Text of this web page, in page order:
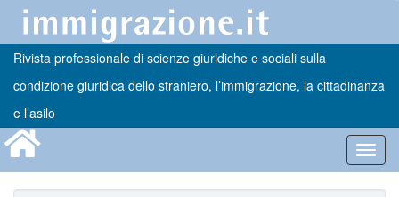
Rivista professionale di scienze giuridiche e sociali sulla
condizione giuridica dello straniero, l’immigrazione, la cittadinanza
e l’asilo